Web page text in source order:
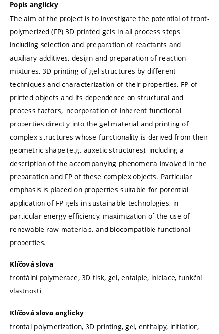
Popis anglicky
The aim of the project is to investigate the potential of front-
polymerized (FP) 3D printed gels in all process steps
including selection and preparation of reactants and
auxiliary additives, design and preparation of reaction
mixtures, 3D printing of gel structures by different
techniques and characterization of their properties, FP of
printed objects and its dependence on structural and
process factors, incorporation of inherent functional
properties directly into the gel material and printing of
complex structures whose functionality is derived from their
geometric shape (e.g. auxetic structures), including a
description of the accompanying phenomena involved in the
preparation and FP of these complex objects. Particular
emphasis is placed on properties suitable for potential
application of FP gels in sustainable technologies, in
particular energy efficiency, maximization of the use of
renewable raw materials, and biocompatible functional
properties.
Klíčová slova
frontální polymerace, 3D tisk, gel, entalpie, iniciace, funkční
vlastnosti
Klíčová slova anglicky
frontal polymerization, 3D printing, gel, enthalpy, initiation,